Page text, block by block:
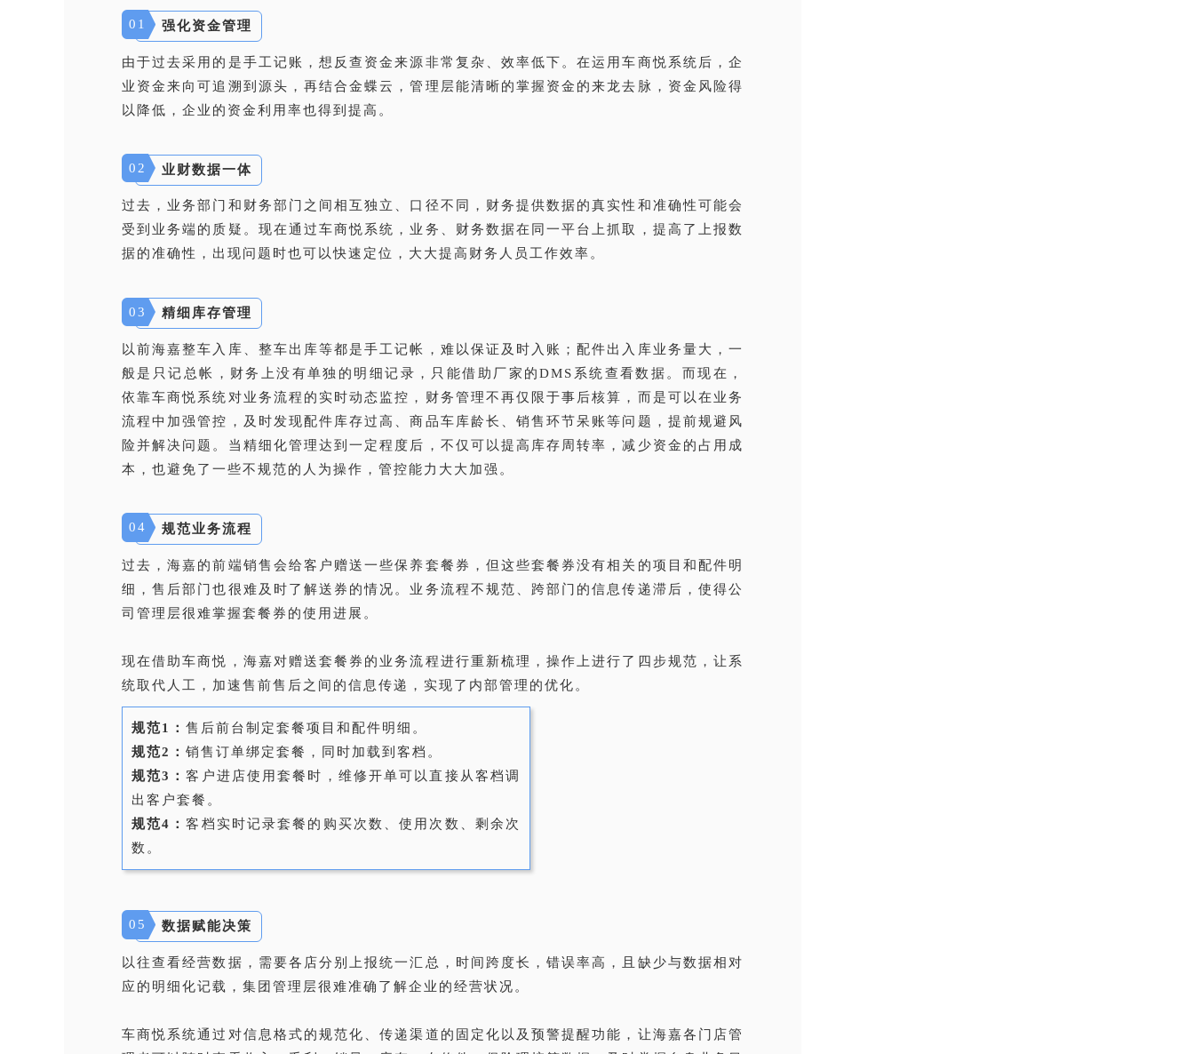
01 强化资金管理
由于过去采用的是手工记账，想反查资金来源非常复杂、效率低下。在运用车商悦系统后，企
业资金来向可追溯到源头，再结合金蝶云，管理层能清晰的掌握资金的来龙去脉，资金风险得
以降低，企业的资金利用率也得到提高。
02 业财数据一体
过去，业务部门和财务部门之间相互独立、口径不同，财务提供数据的真实性和准确性可能会
受到业务端的质疑。现在通过车商悦系统，业务、财务数据在同一平台上抓取，提高了上报数
据的准确性，出现问题时也可以快速定位，大大提高财务人员工作效率。
03 精细库存管理
以前海嘉整车入库、整车出库等都是手工记帐，难以保证及时入账；配件出入库业务量大，一
般是只记总帐，财务上没有单独的明细记录，只能借助厂家的DMS系统查看数据。而现在，
依靠车商悦系统对业务流程的实时动态监控，财务管理不再仅限于事后核算，而是可以在业务
流程中加强管控，及时发现配件库存过高、商品车库龄长、销售环节呆账等问题，提前规避风
险并解决问题。当精细化管理达到一定程度后，不仅可以提高库存周转率，减少资金的占用成
本，也避免了一些不规范的人为操作，管控能力大大加强。
04 规范业务流程
过去，海嘉的前端销售会给客户赠送一些保养套餐券，但这些套餐券没有相关的项目和配件明
细，售后部门也很难及时了解送券的情况。业务流程不规范、跨部门的信息传递滞后，使得公
司管理层很难掌握套餐券的使用进展。
现在借助车商悦，海嘉对赠送套餐券的业务流程进行重新梳理，操作上进行了四步规范，让系
统取代人工，加速售前售后之间的信息传递，实现了内部管理的优化。
规范1： 售后前台制定套餐项目和配件明细。
规范2： 销售订单绑定套餐，同时加载到客档。
规范3：客户进店使用套餐时，维修开单可以直接从客档调
出客户套餐。
规范4：客档实时记录套餐的购买次数、使用次数、剩余次
数。
05 数据赋能决策
以往查看经营数据，需要各店分别上报统一汇总，时间跨度长，错误率高，且缺少与数据相对
应的明细化记载，集团管理层很难准确了解企业的经营状况。
车商悦系统通过对信息格式的规范化、传递渠道的固定化以及预警提醒功能，让海嘉各门店管